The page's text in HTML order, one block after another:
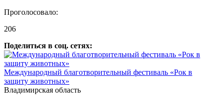
Проголосовало:
206
Поделиться в соц. сетях:
Международный благотворительный фестиваль «Рок в
защиту животных»
Владимирская область